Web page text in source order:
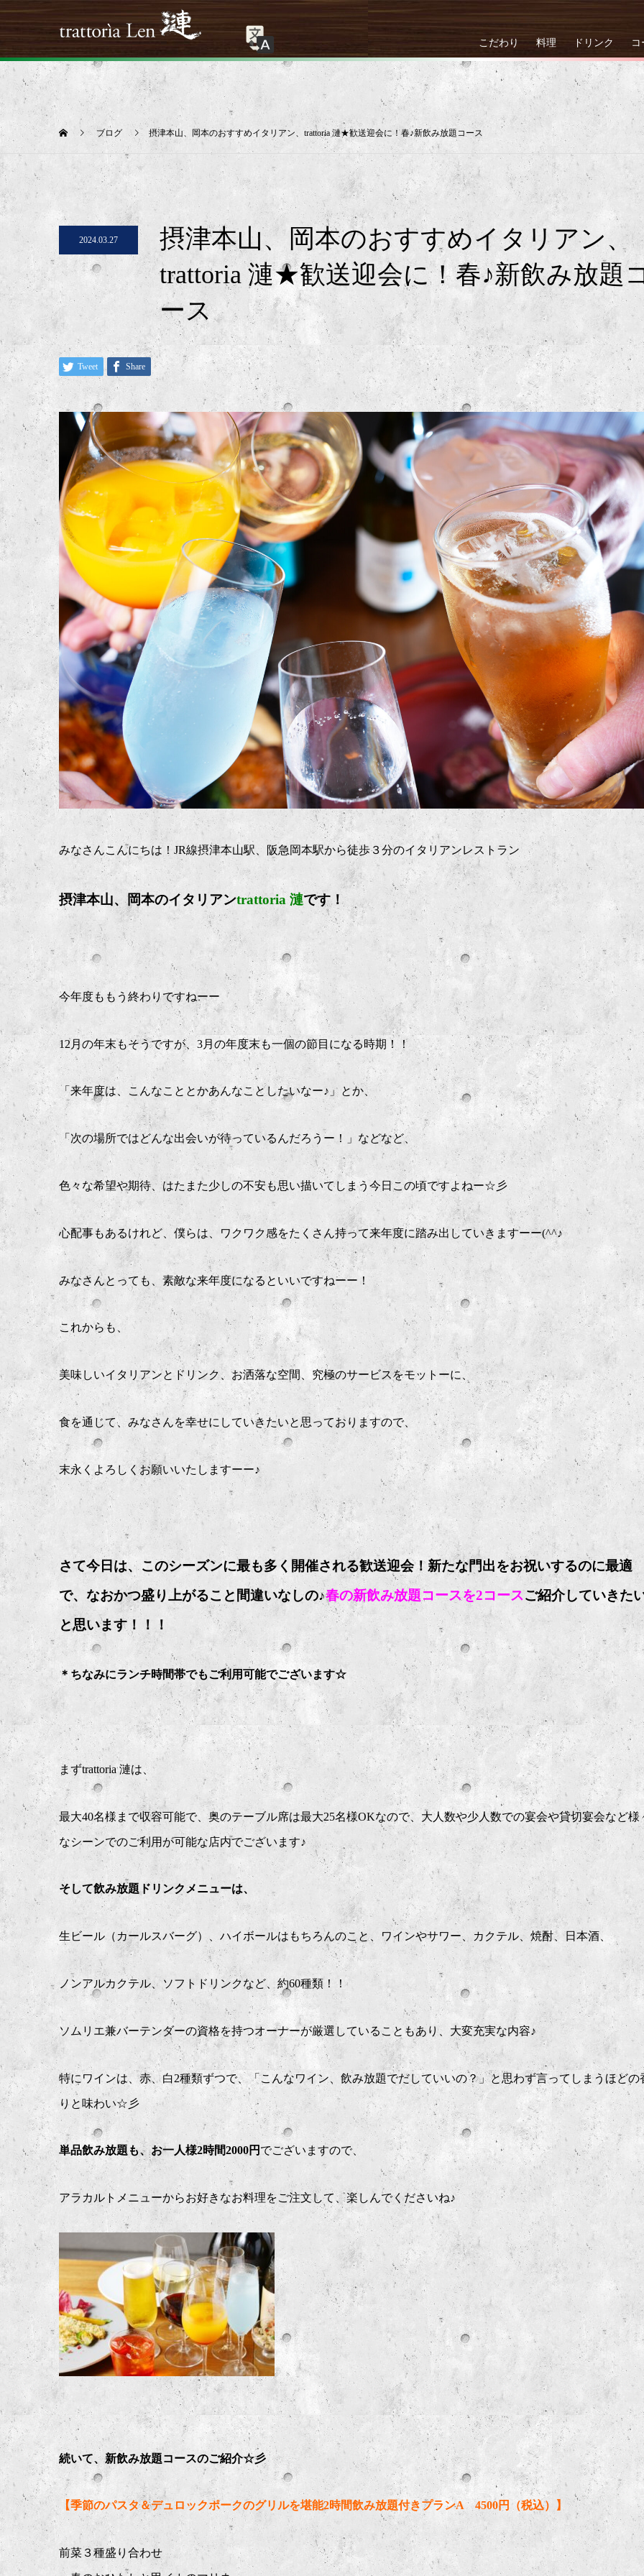
こだわり 料理 ドリンク コ
ブログ 摂津本山、岡本のおすすめイタリアン、trattoria 漣★歓送迎会に！春♪新飲み放題コース
2024.03.27
摂津本山、岡本のおすすめイタリアン、
trattoria 漣★歓送迎会に！春♪新飲み放題
ース
Tweet Share
みなさんこんにちは！JR線摂津本山駅、阪急岡本駅から徒歩３分のイタリアンレストラン
摂津本山、岡本のイタリアンtrattoria 漣です！
今年度ももう終わりですねーー
12月の年末もそうですが、3月の年度末も一個の節目になる時期！！
「来年度は、こんなこととかあんなことしたいなー♪」とか、
「次の場所ではどんな出会いが待っているんだろうー！」などなど、
色々な希望や期待、はたまた少しの不安も思い描いてしまう今日この頃ですよねー☆彡
心配事もあるけれど、僕らは、ワクワク感をたくさん持って来年度に踏み出していきますーー(^^♪
みなさんとっても、素敵な来年度になるといいですねーー！
これからも、
美味しいイタリアンとドリンク、お洒落な空間、究極のサービスをモットーに、
食を通じて、みなさんを幸せにしていきたいと思っておりますので、
末永くよろしくお願いいたしますーー♪
さて今日は、このシーズンに最も多く開催される歓送迎会！新たな門出をお祝いするのに最適
で、なおかつ盛り上がること間違いなしの♪春の新飲み放題コースを2コースご紹介していきた
と思います！！！
＊ちなみにランチ時間帯でもご利用可能でございます☆
まずtrattoria 漣は、
最大40名様まで収容可能で、奥のテーブル席は最大25名様OKなので、大人数や少人数での宴会や貸切宴会など様
なシーンでのご利用が可能な店内でございます♪
そして飲み放題ドリンクメニューは、
生ビール（カールスバーグ）、ハイボールはもちろんのこと、ワインやサワー、カクテル、焼酎、日本酒、
ノンアルカクテル、ソフトドリンクなど、約60種類！！
ソムリエ兼バーテンダーの資格を持つオーナーが厳選していることもあり、大変充実な内容♪
特にワインは、赤、白2種類ずつで、「こんなワイン、飲み放題でだしていいの？」と思わず言ってしまうほどの
りと味わい☆彡
単品飲み放題も、お一人様2時間2000円 でございますので、
アラカルトメニューからお好きなお料理をご注文して、楽しんでくださいね♪
続いて、新飲み放題コースのご紹介☆彡
【季節のパスタ＆デュロックポークのグリルを堪能2時間飲み放題付きプランA 4500円（税込）】
前菜３種盛り合わせ